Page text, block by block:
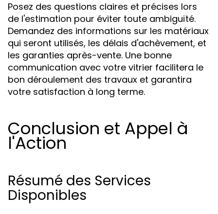
Posez des questions claires et précises lors
de l'estimation pour éviter toute ambiguïté.
Demandez des informations sur les matériaux
qui seront utilisés, les délais d'achèvement, et
les garanties après-vente. Une bonne
communication avec votre vitrier facilitera le
bon déroulement des travaux et garantira
votre satisfaction à long terme.
Conclusion et Appel à
l'Action
Résumé des Services
Disponibles